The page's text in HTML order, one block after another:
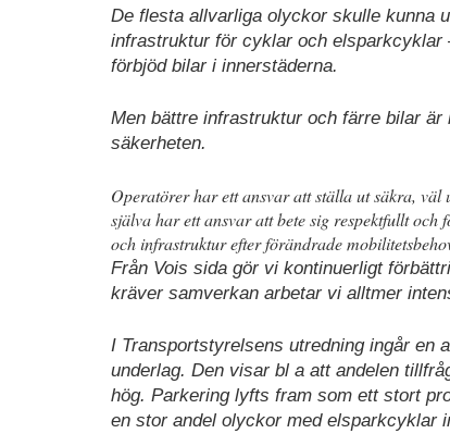
De flesta allvarliga olyckor skulle kunna
infrastruktur för cyklar och
förbjöd bilar i innerstäderna.
Men bättre infrastruktur och färre bilar är
säkerheten.
Operatörer har ett ansvar att ställa ut säkra,
själva har ett ansvar att bete sig respektfullt
och infrastruktur efter förändrade
Från Vois sida gör vi kontinuerligt
kräver samverkan arbetar vi alltmer
I Transportstyrelsens utredning ingår en
underlag. Den visar bl a att andelen
hög. Parkering lyfts fram som ett stort
en stor andel olyckor med elsparkcyklar